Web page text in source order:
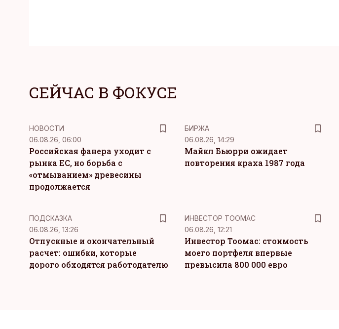
СЕЙЧАС В ФОКУСЕ
НОВОСТИ
06.08.26, 06:00
Российская фанера уходит с
рынка ЕС, но борьба с
«отмыванием» древесины
продолжается
БИРЖА
06.08.26, 14:29
Майкл Бьюрри ожидает
повторения краха 1987 года
ПОДСКАЗКА
06.08.26, 13:26
Отпускные и окончательный
расчет: ошибки, которые
дорого обходятся работодателю
ИНВЕСТОР ТООМАС
06.08.26, 12:21
Инвестор Тоомас: стоимость
моего портфеля впервые
превысила 800 000 евро